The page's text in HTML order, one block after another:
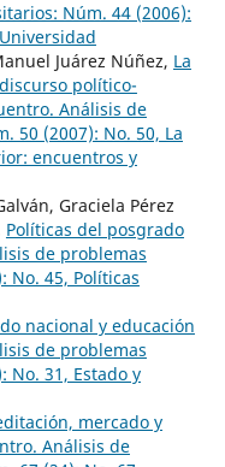
Núm. 44 (2006):
Juárez Núñez, La
político-
Análisis de
50 (2007): No. 50, La
encuentros y
Graciela Pérez
Políticas del posgrado
de problemas
No. 45, Políticas
nacional y educación
de problemas
No. 31, Estado y
mercado y
Análisis de